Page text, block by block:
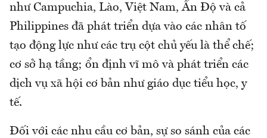
như Campuchia, Lào, Việt Nam, Ấn Độ và cả
Philippines đã phát triển dựa vào các nhân tố
tạo động lực như các trụ cột chủ yếu là thể chế;
cơ sở hạ tầng; ổn định vĩ mô và phát triển các
dịch vụ xã hội cơ bản như giáo dục tiểu học, y
tế.
Đối với các nhu cầu cơ bản, sự so sánh của các